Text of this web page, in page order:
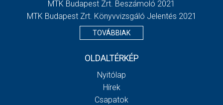
MTK Budapest Zrt. Beszámoló 2021
MTK Budapest Zrt. Könyvvizsgáló Jelentés 2021
TOVÁBBIAK
OLDALTÉRKÉP
Nyitólap
Hírek
Csapatok